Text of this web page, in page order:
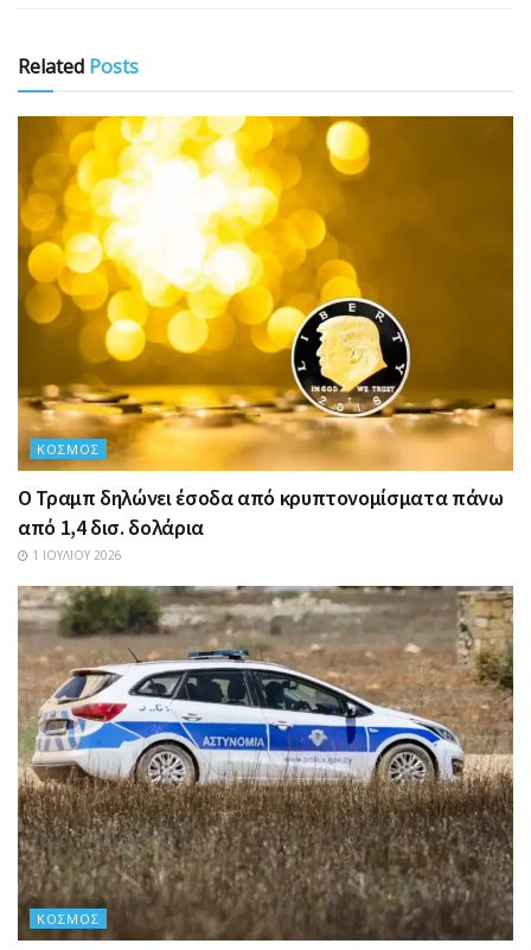
Related Posts
ΚΌΣΜΟΣ
Ο Τραμπ δηλώνει έσοδα από κρυπτονομίσματα πάνω
από 1,4 δισ. δολάρια
1 ΙΟΥΛΊΟΥ 2026
ΚΌΣΜΟΣ